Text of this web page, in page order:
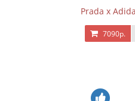
Prada x
7090р.